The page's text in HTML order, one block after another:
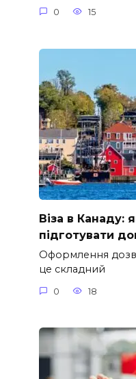
0 15
Віза в Канаду:
підготувати
Оформлення
це складний
0 18